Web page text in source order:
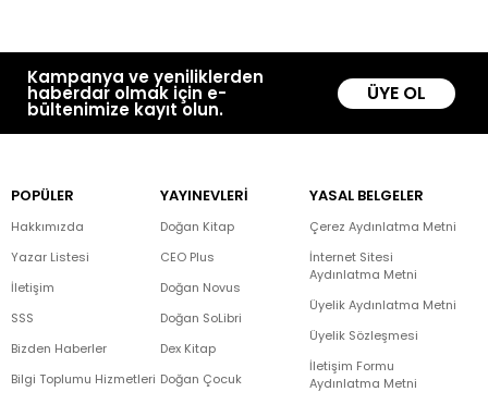
Kampanya ve yeniliklerden
haberdar olmak için e-
bültenimize kayıt olun.
ÜYE OL
POPÜLER
Hakkımızda
Yazar Listesi
İletişim
SSS
Bizden Haberler
Bilgi Toplumu Hizmetleri
YAYINEVLERİ
Doğan Kitap
CEO Plus
Doğan Novus
Doğan SoLibri
Dex Kitap
Doğan Çocuk
YASAL BELGELER
Çerez Aydınlatma Metni
İnternet Sitesi
Aydınlatma Metni
Üyelik Aydınlatma Metni
Üyelik Sözleşmesi
İletişim Formu
Aydınlatma Metni